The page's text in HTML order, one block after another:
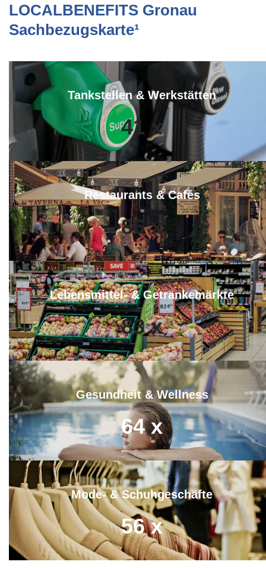
LOCALBENEFITS Gronau
Sachbezugskarte¹
Tankstellen & Werkstätten
41 x
Restaurants & Cafés
86 x
Lebensmittel- & Getränkemärkte
83 x
Gesundheit & Wellness
64 x
Mode- & Schuhgeschäfte
56 x